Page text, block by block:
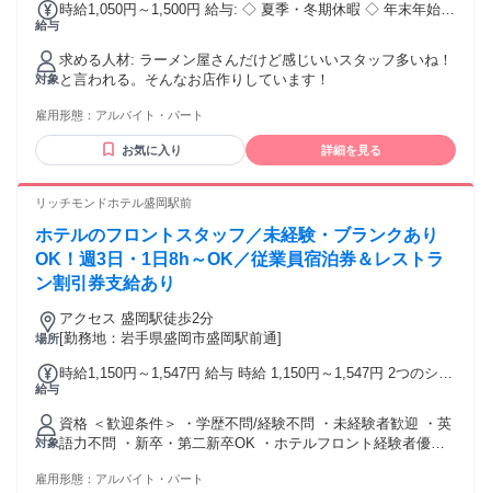
給与
時給1,050円～1,500円 給与: ◇ 夏季・冬期休暇 ◇ 年末年始休
費支給あり ◇家族手当 ◇ U・Iターン支援あり ◇ 資格取得支
援・手当あり
対象
求める人材: ラーメン屋さんだけど感じいいスタッフ多いね！
と言われる。そんなお店作りしています！
雇用形態： アルバイト・パート
お気に入り 詳細を見る
リッチモンドホテル盛岡駅前
ホテルのフロントスタッフ／未経験・ブランクあり
OK！週3日・1日8h～OK／従業員宿泊券＆レストラ
ン割引券支給あり
場所
アクセス 盛岡駅徒歩2分
[勤務地：岩手県盛岡市盛岡駅前通]
給与
時給1,150円～1,547円 給与 時給 1,150円～1,547円 2つのシフ
時給 1,190円
対象
資格 ＜歓迎条件＞ ・学歴不問/経験不問 ・未経験者歓迎 ・英
語力不問 ・新卒・第二新卒OK ・ホテルフロント経験者優遇
でお仕事お探し中の方も歓迎 ・学歴不問！中卒・高卒OK ・
雇用形態： アルバイト・パート